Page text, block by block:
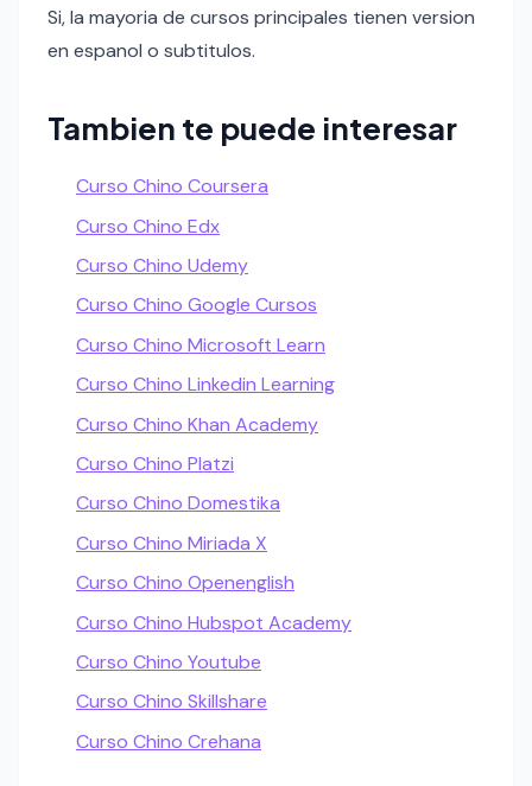
Si, la mayoria de cursos principales tienen version
en espanol o subtitulos.
Tambien te puede interesar
Curso Chino Coursera
Curso Chino Edx
Curso Chino Udemy
Curso Chino Google Cursos
Curso Chino Microsoft Learn
Curso Chino Linkedin Learning
Curso Chino Khan Academy
Curso Chino Platzi
Curso Chino Domestika
Curso Chino Miriada X
Curso Chino Openenglish
Curso Chino Hubspot Academy
Curso Chino Youtube
Curso Chino Skillshare
Curso Chino Crehana